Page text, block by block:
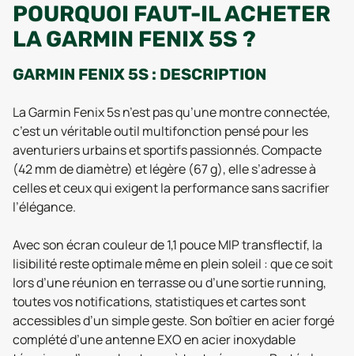
POURQUOI FAUT-IL ACHETER
LA GARMIN FENIX 5S ?
GARMIN FENIX 5S : DESCRIPTION
La Garmin Fenix 5s n’est pas qu’une montre connectée,
c’est un véritable outil multifonction pensé pour les
aventuriers urbains et sportifs passionnés. Compacte
(42 mm de diamètre) et légère (67 g), elle s’adresse à
celles et ceux qui exigent la performance sans sacrifier
l’élégance.
Avec son écran couleur de 1,1 pouce MIP transflectif, la
lisibilité reste optimale même en plein soleil : que ce soit
lors d’une réunion en terrasse ou d’une sortie running,
toutes vos notifications, statistiques et cartes sont
accessibles d’un simple geste. Son boîtier en acier forgé
complété d’une antenne EXO en acier inoxydable